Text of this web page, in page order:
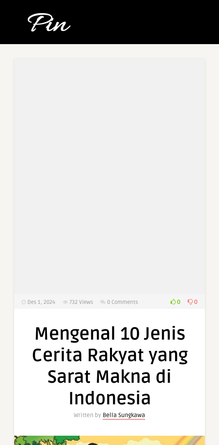
Des 1, 2024 732 Views 0 Comments 0 0
Mengenal 10 Jenis
Cerita Rakyat yang
Sarat Makna di
Indonesia
Written by Bella Sungkawa